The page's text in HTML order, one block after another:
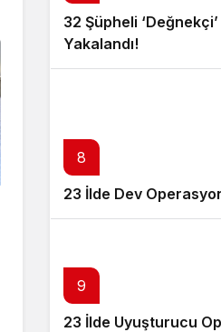
32 Şüpheli
Yakalandı!
8
23 İlde Dev
9
23 İlde Uyuşturucu